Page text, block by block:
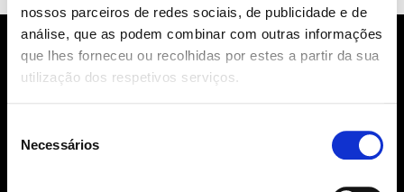
nossos parceiros de redes sociais, de publicidade e de
análise, que as podem combinar com outras informações
que lhes forneceu ou recolhidas por estes a partir da sua
utilização dos respetivos serviços.
Necessários
NEWSLETTER